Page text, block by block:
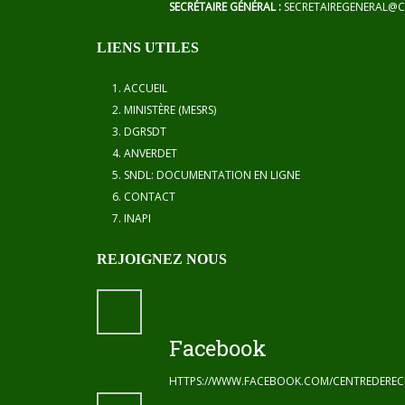
SECRÉTAIRE GÉNÉRAL :
LIENS UTILES
ACCUEIL
MINISTÈRE (MESRS)
DGRSDT
ANVERDET
SNDL: DOCUMENTATION EN LIGNE
CONTACT
INAPI
REJOIGNEZ NOUS
Facebook
HTTPS://WWW.FACEBOOK.COM/